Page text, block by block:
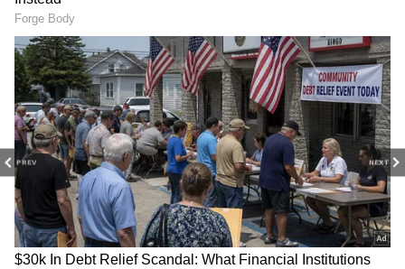
PREV NEXT
లాస్య నన్ను చచ్చిపోనివ్వండి మామయ్య నన్ను
అడ్డుపడకండి అనడంతో వెంటనే పరందామయ్య నీ మీద
కోపం నా మాట వాస్తవమే లాస్య కానీ నువ్వు చనిపోతుంటే
చూసి సంతోషించే అంతా చెడ్డవాళ్లం కాదు అని అటాడు.